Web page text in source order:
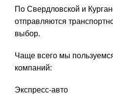
По Свердловской и
отправляются
выбор.
Чаще всего мы
компаний:
Экспресс-авто